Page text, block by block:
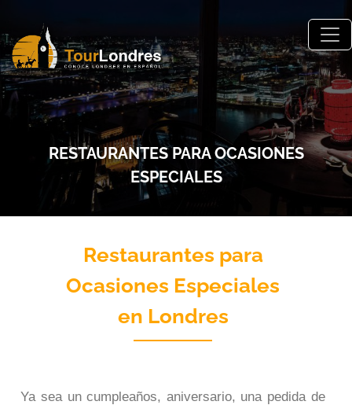
RESTAURANTES PARA OCASIONES
ESPECIALES
Restaurantes para
Ocasiones Especiales
en Londres
Ya sea un cumpleaños, aniversario, una pedida de